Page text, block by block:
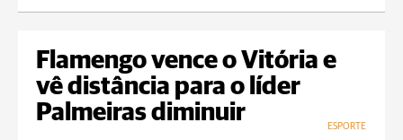
Flamengo vence o Vitória e
vê distância para o líder
Palmeiras diminuir
ESPORTE